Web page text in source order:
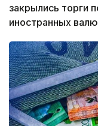
закрылись торги
иностранных